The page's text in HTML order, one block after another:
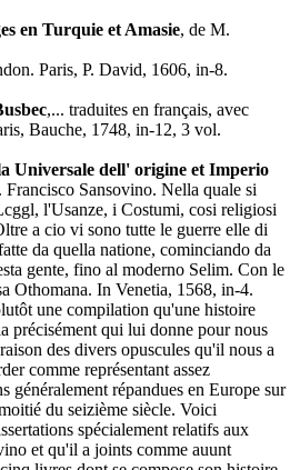
en Turquie et Amasie, de M.
Paris, P. David, 1606, in-8.
,... traduites en français, avec
Bauche, 1748, in-12, 3 vol.
Universale dell' origine et Imperio
Francisco Sansovino. Nella quale si
l'Usanze, i Costumi, cosi religiosi
a cio vi sono tutte le guerre elle di
da quella natione, cominciando da
gente, fino al moderno Selim. Con le
Othomana. In Venetia, 1568, in-4.
une compilation qu'une histoire
précisément qui lui donne pour nous
des divers opuscules qu'il nous a
comme représentant assez
généralement répandues en Europe sur
du seizième siècle. Voici
spécialement relatifs aux
et qu'il a joints comme auunt